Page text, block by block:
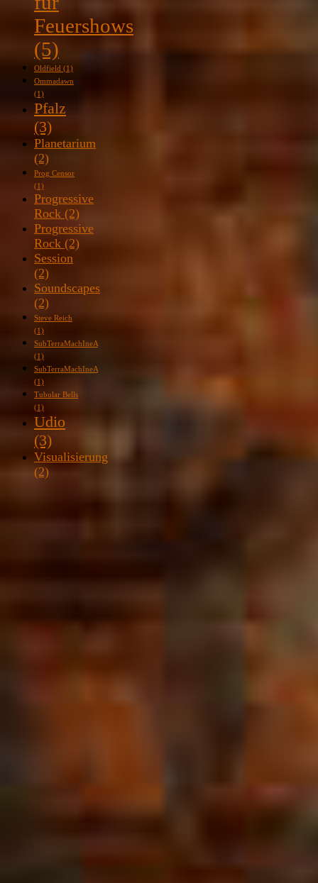
Feuershows
(5)
Oldfield (1)
Ommadawn
(1)
Pfalz
(3)
Planetarium
(2)
Prog Censor
(1)
Progressive
Rock (2)
Progressive
Rock (2)
Session
(2)
Soundscapes
(2)
Steve Reich
(1)
SubTerraMachIneA
(1)
SubTerraMachIneA
(1)
Tubular Bells
(1)
Udio
(3)
Visualisierung
(2)